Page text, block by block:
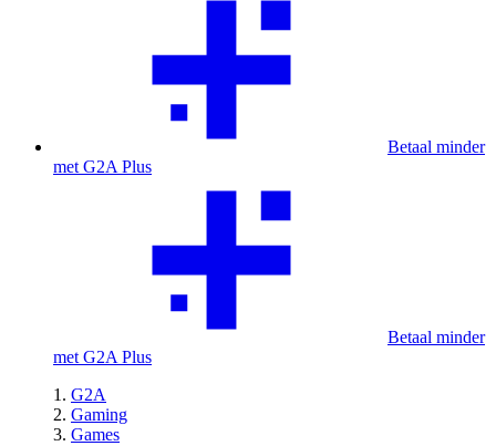
Betaal minder
met G2A Plus
Betaal minder
met G2A Plus
G2A
Gaming
Games